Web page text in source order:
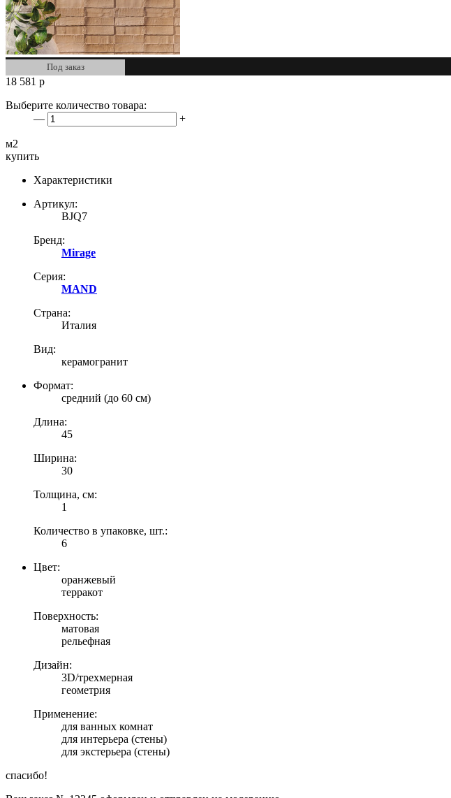
Под заказ
18 581 р
Выберите количество товара:
—
+
м2
купить
Характеристики
Артикул:
BJQ7
Бренд:
Mirage
Серия:
MAND
Страна:
Италия
Вид:
керамогранит
Формат:
средний (до 60 см)
Длина:
45
Ширина:
30
Толщина, см:
1
Количество в упаковке, шт.:
6
Цвет:
оранжевый
терракот
Поверхность:
матовая
рельефная
Дизайн:
3D/трехмерная
геометрия
Применение:
для ванных комнат
для интерьера (стены)
для экстерьера (стены)
спасибо!